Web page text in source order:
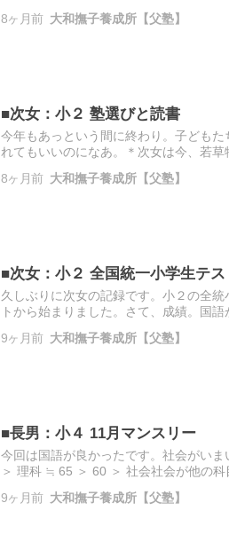
会…
8ヶ月前 大和撫子養成所【父塾】
■次女：小２ 塾選びと読書
今年もあっという間に終わり。子ども
れてもいいのになあ。＊次女は今、若
リー…
8ヶ月前 大和撫子養成所【父塾】
■次女：小２ 全国統一小学生テス
久しぶりに次女の記録です。小２の全
トから始まりました。さて、成績。国
は……
9ヶ月前 大和撫子養成所【父塾】
■長男：小４ 11月マンスリー
今回は国語が良かったです。社会がい
＞ 理科 ≒ 65 ＞ 60 ＞ 社会社会が他の科
9ヶ月前 大和撫子養成所【父塾】